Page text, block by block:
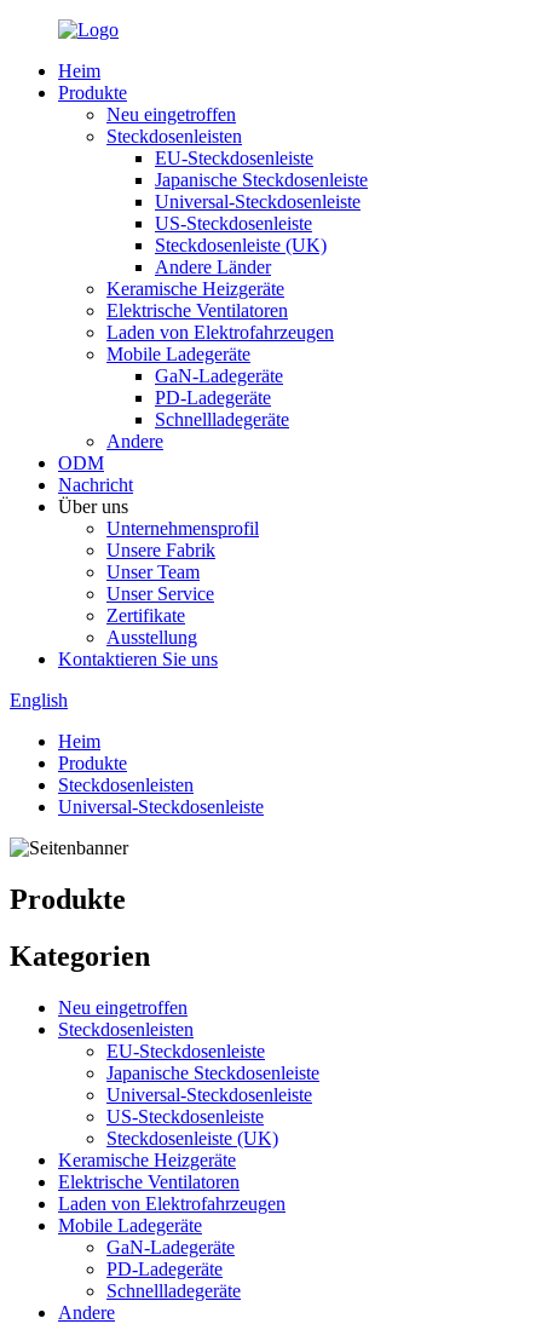
Heim
Produkte
Neu eingetroffen
Steckdosenleisten
EU-Steckdosenleiste
Japanische Steckdosenleiste
Universal-Steckdosenleiste
US-Steckdosenleiste
Steckdosenleiste (UK)
Andere Länder
Keramische Heizgeräte
Elektrische Ventilatoren
Laden von Elektrofahrzeugen
Mobile Ladegeräte
GaN-Ladegeräte
PD-Ladegeräte
Schnellladegeräte
Andere
ODM
Nachricht
Über uns
Unternehmensprofil
Unsere Fabrik
Unser Team
Unser Service
Zertifikate
Ausstellung
Kontaktieren Sie uns
English
Heim
Produkte
Steckdosenleisten
Universal-Steckdosenleiste
Produkte
Kategorien
Neu eingetroffen
Steckdosenleisten
EU-Steckdosenleiste
Japanische Steckdosenleiste
Universal-Steckdosenleiste
US-Steckdosenleiste
Steckdosenleiste (UK)
Keramische Heizgeräte
Elektrische Ventilatoren
Laden von Elektrofahrzeugen
Mobile Ladegeräte
GaN-Ladegeräte
PD-Ladegeräte
Schnellladegeräte
Andere